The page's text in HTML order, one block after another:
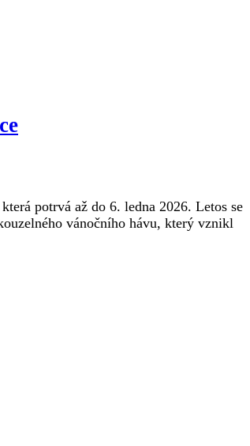
potrvá až do 6. ledna 2026. Letos se
vánočního hávu, který vznikl